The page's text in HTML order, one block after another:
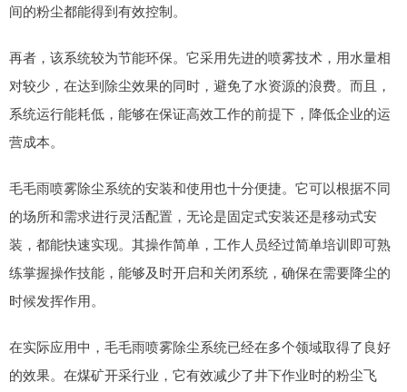
间的粉尘都能得到有效控制。
再者，该系统较为节能环保。它采用先进的喷雾技术，用水量相
对较少，在达到除尘效果的同时，避免了水资源的浪费。而且，
系统运行能耗低，能够在保证高效工作的前提下，降低企业的运
营成本。
毛毛雨喷雾除尘系统的安装和使用也十分便捷。它可以根据不同
的场所和需求进行灵活配置，无论是固定式安装还是移动式安
装，都能快速实现。其操作简单，工作人员经过简单培训即可熟
练掌握操作技能，能够及时开启和关闭系统，确保在需要降尘的
时候发挥作用。
在实际应用中，毛毛雨喷雾除尘系统已经在多个领域取得了良好
的效果。在煤矿开采行业，它有效减少了井下作业时的粉尘飞